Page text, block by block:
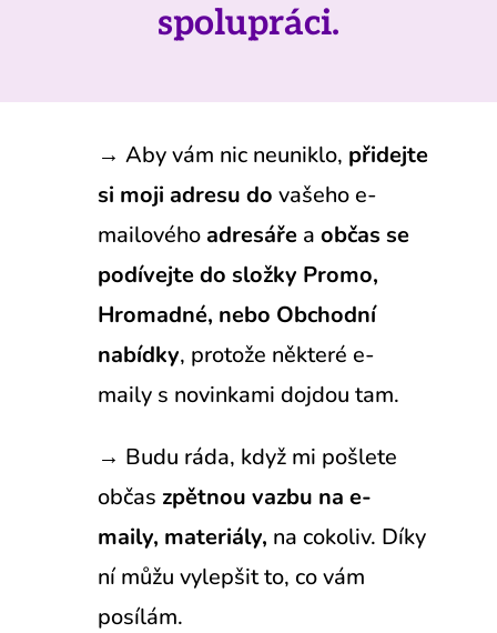
spolupráci.
→ Aby vám nic neuniklo, přidejte
si moji adresu do vašeho e-
mailového adresáře aobčas se
podívejte do složky Promo,
Hromadné, nebo Obchodní
nabídky, protože některé e-
maily s novinkami dojdou tam.
→ Budu ráda, když mi pošlete
občas zpětnou vazbu na e-
maily, materiály, na cokoliv. Díky
ní můžu vylepšit to, co vám
posílám.